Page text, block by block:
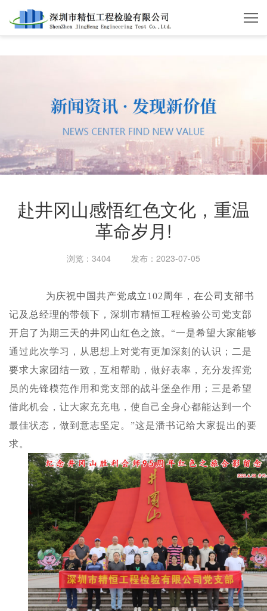
开云体育
赴井冈山感悟红色文化，重温
革命岁月!
浏览：3404 发布：2023-07-05
为庆祝中国共产党成立102周年，在公司支部书
记及总经理的带领下，深圳市精恒工程检验公司党支部
开启了为期三天的井冈山红色之旅。 “一是希望大家能够
通过此次学习，从思想上对党有更加深刻的认识；二是
要求大家团结一致，互相帮助，做好表率，充分发挥党
员的先锋模范作用和党支部的战斗堡垒作用；三是希望
借此机会，让大家充充电，使自己全身心都能达到一个
最佳状态，做到意志坚定。”这是潘书记给大家提出的要
求。